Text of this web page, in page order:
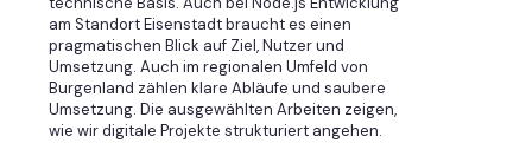
am Standort Eisenstadt braucht es einen
pragmatischen Blick auf Ziel, Nutzer und
Umsetzung. Auch im regionalen Umfeld von
Burgenland zählen klare Abläufe und saubere
Umsetzung. Die ausgewählten Arbeiten zeigen,
wie wir digitale Projekte strukturiert angehen.